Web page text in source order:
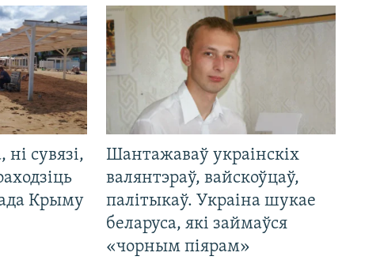
ні сувязі,
Крыму
Шантажаваў украінскіх
валянтэраў, вайскоўцаў,
палітыкаў. Украіна шукае
беларуса, які займаўся
«чорным піярам»